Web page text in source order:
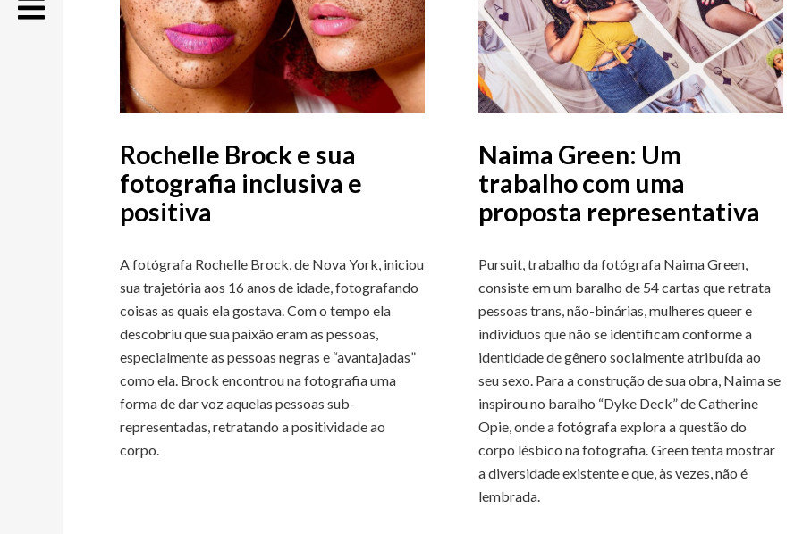
Rochelle Brock e sua
fotografia inclusiva e
positiva
A fotógrafa Rochelle Brock, de Nova York, iniciou
sua trajetória aos 16 anos de idade, fotografando
coisas as quais ela gostava. Com o tempo ela
descobriu que sua paixão eram as pessoas,
especialmente as pessoas negras e “avantajadas”
como ela. Brock encontrou na fotografia uma
forma de dar voz aquelas pessoas sub-
representadas, retratando a positividade ao
corpo.
Naima Green: Um
trabalho com uma
proposta representativa
Pursuit, trabalho da fotógrafa Naima Green,
consiste em um baralho de 54 cartas que retrata
pessoas trans, não-binárias, mulheres queer e
indivíduos que não se identificam conforme a
identidade de gênero socialmente atribuída ao
seu sexo. Para a construção de sua obra, Naima se
inspirou no baralho “Dyke Deck” de Catherine
Opie, onde a fotógrafa explora a questão do
corpo lésbico na fotografia. Green tenta mostrar
a diversidade existente e que, às vezes, não é
lembrada.